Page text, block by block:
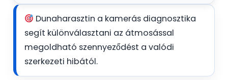
Dunaharasztin a kamerás diagnosztika
segít különválasztani az átmosással
megoldható szennyeződést a valódi
szerkezeti hibától.